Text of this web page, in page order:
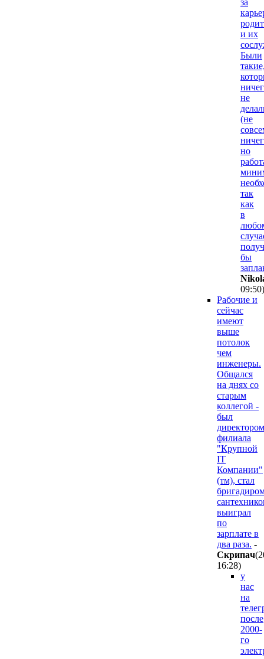
и их
Были
не
(не
но
так
как
в
бы
09:50)
Рабочие и
сейчас
имеют
выше
потолок
чем
инженеры.
Общался
на днях со
старым
коллегой -
был
директором
филиала
"Крупной
IT
Компании"
(тм), стал
выиграл
по
зарплате в
два раза. -
Cкpипaч
16:28)
у
нас
на
после
2000-
го